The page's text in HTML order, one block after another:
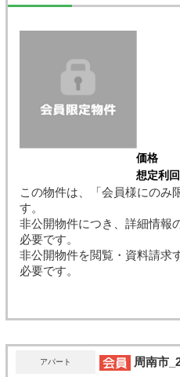
価格
想定利
この物件は、「会員様にのみ
す。
非公開物件につき、詳細情報
必要です。
非公開物件を閲覧・資料請求
必要です。
アパート
周南市